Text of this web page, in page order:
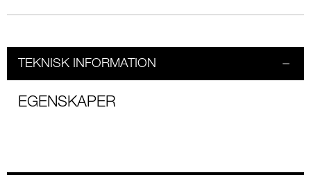
TEKNISK INFORMATION
EGENSKAPER